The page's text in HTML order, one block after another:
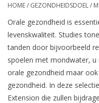
HOME/ GEZONDHEIDSDOEL/
Orale gezondheid is
levenskwaliteit. Studies
tanden door bijvoorbeeld
spoelen met mondwater, u
orale gezondheid maar
gezondheid. In deze
Extension die zullen